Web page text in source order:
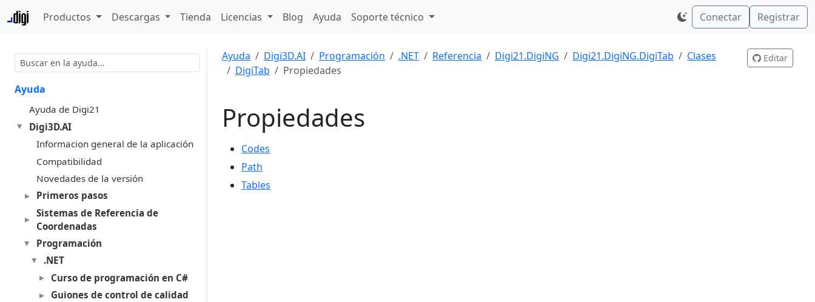
Productos Descargas Tienda Licencias Blog Ayuda Soporte técnico Conectar Registrar
Ayuda
Ayuda de Digi21
Digi3D.AI
Informacion general de la aplicación
Compatibilidad
Novedades de la versión
Primeros pasos
Sistemas de Referencia de
Coordenadas
Programación
.NET
Curso de programación en C#
Guiones de control de calidad
Ayuda Digi3D.AI Programación .NET Referencia Digi21.DigiNG Digi21.DigiNG.DigiTab
Clases
DigiTab
Propiedades
Editar
Propiedades
Codes
Path
Tables